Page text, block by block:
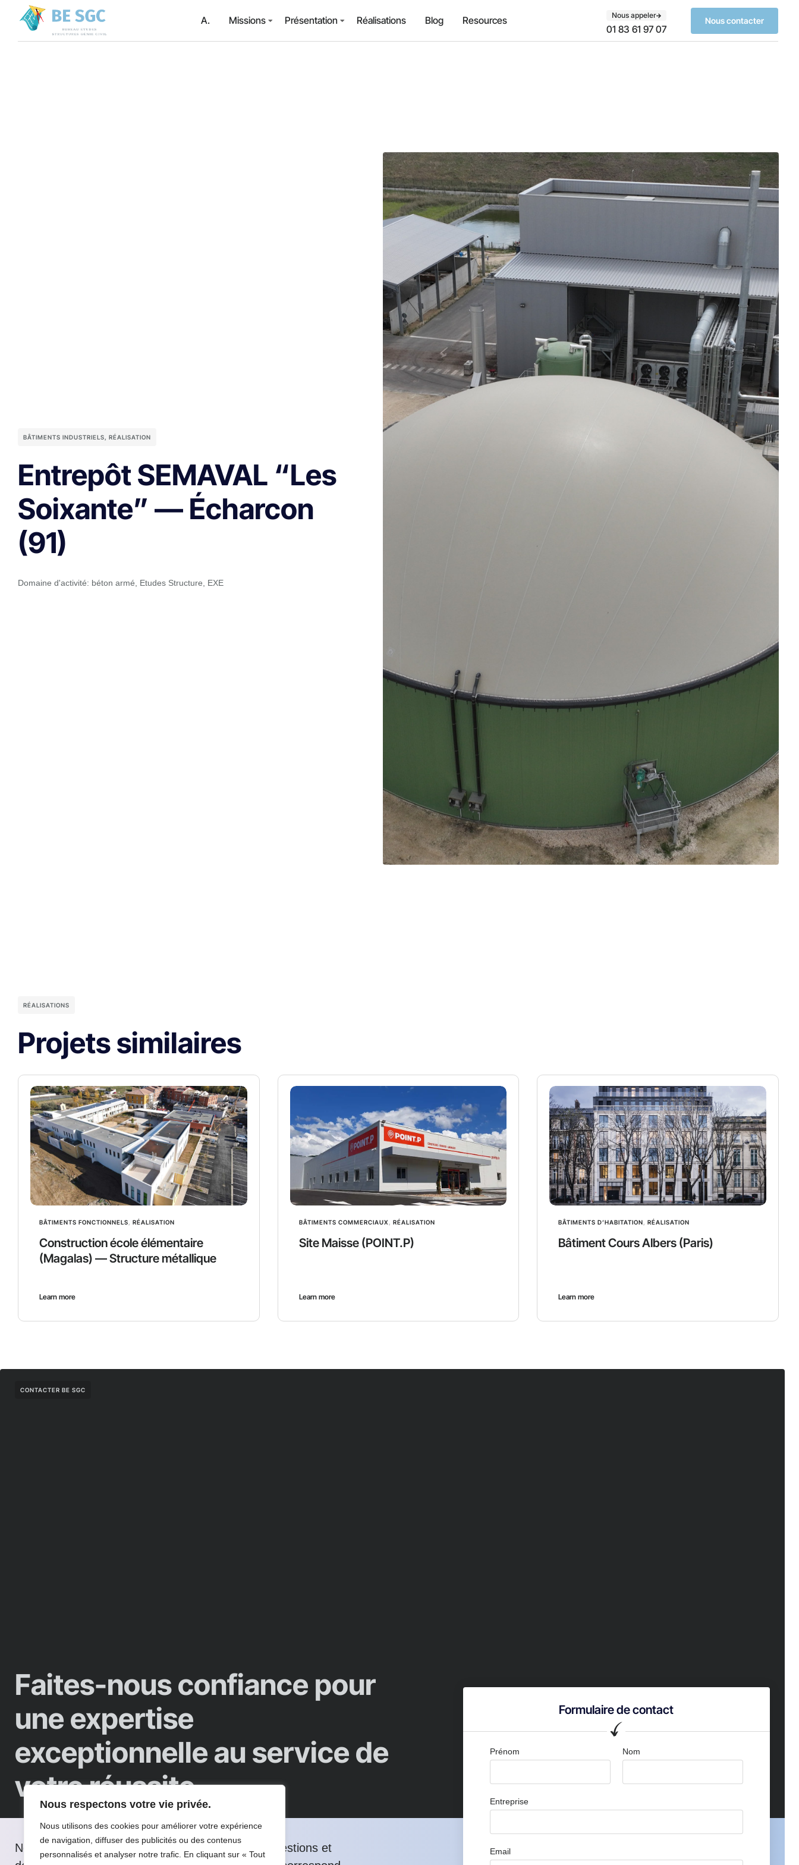
Nous respectons votre vie privée.
Nous utilisons des cookies pour améliorer votre expérience
de navigation, diffuser des publicités ou des contenus
personnalisés et analyser notre trafic. En cliquant sur « Tout
A. Missions Présentation Réalisations Blog Resources Nous appeler
01 83 61 97 07
Nous contacter
BÂTIMENTS INDUSTRIELS, RÉALISATION
Entrepôt SEMAVAL “Les
Soixante” — Écharcon
(91)
Domaine d'activité: béton armé, Etudes Structure, EXE
RÉALISATIONS
Projets similaires
BÂTIMENTS FONCTIONNELS RÉALISATION
Construction école élémentaire
(Magalas) — Structure métallique
Learn more
BÂTIMENTS COMMERCIAUX RÉALISATION
Site Maisse (POINT.P)
Learn more
BÂTIMENTS D’HABITATION ,RÉALISATION
Bâtiment Cours Albers (Paris)
Learn more
CONTACTER BE SGC
Faites-nous confiance pour
une expertise
exceptionnelle au service de
votre réussite.
Nous serons heureux de répondre à toutes vos questions et
Formulaire de contact
Prénom Nom
Entreprise
Email